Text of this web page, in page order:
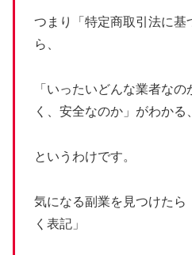
つまり「特定商取引法に基
ら、
「いったいどんな業者な
く、安全なのか」がわかる、
というわけです。
気になる副業を見つけたら
く表記」